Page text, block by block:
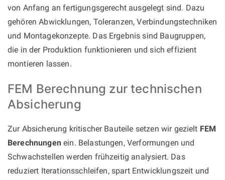
von Anfang an fertigungsgerecht ausgelegt sind. Dazu
gehören Abwicklungen, Toleranzen, Verbindungstechniken
und Montagekonzepte. Das Ergebnis sind Baugruppen,
die in der Produktion funktionieren und sich effizient
montieren lassen.
FEM Berechnung zur technischen
Absicherung
Zur Absicherung kritischer Bauteile setzen wir gezielt FEM
Berechnungenein. Belastungen, Verformungen und
Schwachstellen werden frühzeitig analysiert. Das
reduziert Iterationsschleifen, spart Entwicklungszeit und